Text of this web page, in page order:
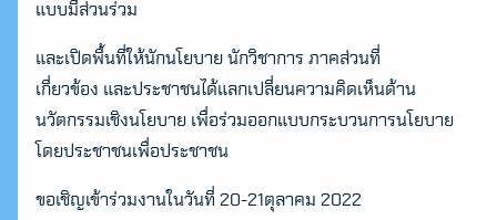
แบบมีส่วนร่วม
และเปิดพื้นที่ให้นักนโยบาย นักวิชาการ ภาคส่วนที่
เกี่ยวข้อง และประชาชนได้แลกเปลี่ยนความคิดเห็นด้าน
นวัตกรรมเชิงนโยบาย เพื่อร่วมออกแบบกระบวนการนโยบาย
โดยประชาชนเพื่อประชาชน
ขอเชิญเข้าร่วมงานในวันที่ 20-21ตุลาคม 2022